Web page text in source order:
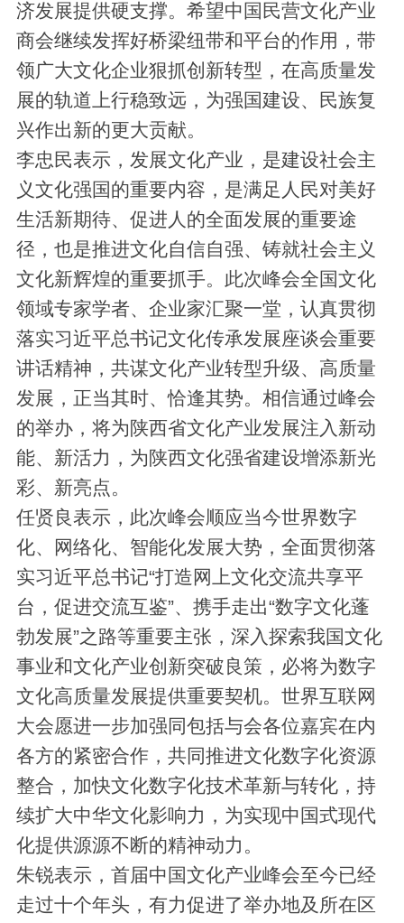
济发展提供硬支撑。希望中国民营文化产业
商会继续发挥好桥梁纽带和平台的作用，带
领广大文化企业狠抓创新转型，在高质量发
展的轨道上行稳致远，为强国建设、民族复
兴作出新的更大贡献。
李忠民表示，发展文化产业，是建设社会主
义文化强国的重要内容，是满足人民对美好
生活新期待、促进人的全面发展的重要途
径，也是推进文化自信自强、铸就社会主义
文化新辉煌的重要抓手。此次峰会全国文化
领域专家学者、企业家汇聚一堂，认真贯彻
落实习近平总书记文化传承发展座谈会重要
讲话精神，共谋文化产业转型升级、高质量
发展，正当其时、恰逢其势。相信通过峰会
的举办，将为陕西省文化产业发展注入新动
能、新活力，为陕西文化强省建设增添新光
彩、新亮点。
任贤良表示，此次峰会顺应当今世界数字
化、网络化、智能化发展大势，全面贯彻落
实习近平总书记“打造网上文化交流共享平
台，促进交流互鉴”、携手走出“数字文化蓬
勃发展”之路等重要主张，深入探索我国文化
事业和文化产业创新突破良策，必将为数字
文化高质量发展提供重要契机。世界互联网
大会愿进一步加强同包括与会各位嘉宾在内
各方的紧密合作，共同推进文化数字化资源
整合，加快文化数字化技术革新与转化，持
续扩大中华文化影响力，为实现中国式现代
化提供源源不断的精神动力。
朱锐表示，首届中国文化产业峰会至今已经
走过十个年头，有力促进了举办地及所在区